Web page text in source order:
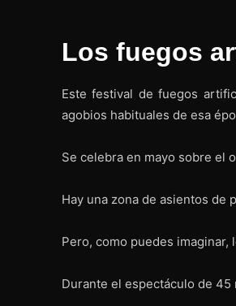
Los fuegos
Este festival de fuegos
agobios habituales de esa
Se celebra en mayo sobre el
Hay una zona de asientos de
Pero, como puedes
Durante el espectáculo de 45